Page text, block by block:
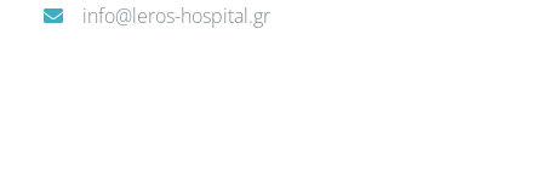
info@leros-hospital.gr